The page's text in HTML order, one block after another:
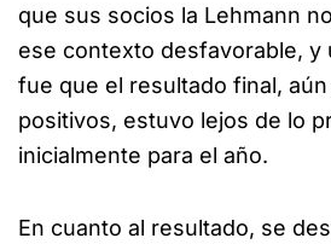
que sus socios la Lehmann
ese contexto desfavorable, y
fue que el resultado final,
positivos, estuvo lejos de lo
inicialmente para el año.
En cuanto al resultado, se